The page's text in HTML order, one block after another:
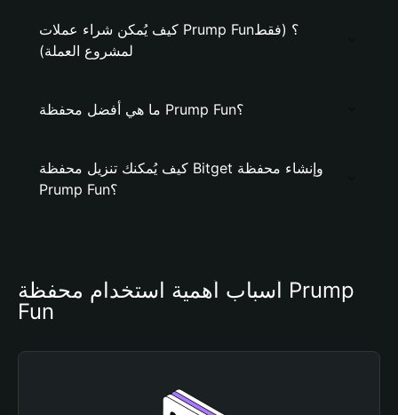
كيف يُمكن شراء عملات Prump Fun؟ (فقط
لمشروع العملة)
ما هي أفضل محفظة Prump Fun؟
كيف يُمكنك تنزيل محفظة Bitget وإنشاء محفظة
Prump Fun؟
أسباب أهمية استخدام محفظة Prump
Fun